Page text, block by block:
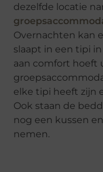
dezelfde locatie
Overnachten kan
slaapt in een tipi
aan comfort hoeft
elke tipi heeft zijn
Ook staan de
nog een kussen
nemen.